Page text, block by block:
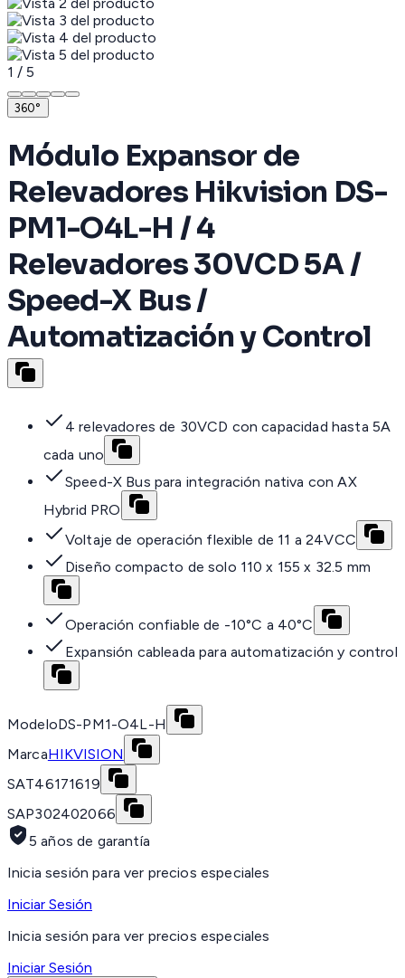
1 / 5
360°
Módulo Expansor de
Relevadores Hikvision DS-
PM1-O4L-H / 4
Relevadores 30VCD 5A /
Speed-X Bus /
Automatización y Control
4 relevadores de 30VCD con capacidad hasta 5A
cada uno
Speed-X Bus para integración nativa con AX
Hybrid PRO
Voltaje de operación flexible de 11 a 24VCC
Diseño compacto de solo 110 x 155 x 32.5 mm
Operación confiable de -10°C a 40°C
Expansión cableada para automatización y control
ModeloDS-PM1-O4L-H
MarcaHIKVISION
SAT46171619
SAP302402066
5 años de garantía
Inicia sesión para ver precios especiales
Iniciar Sesión
Inicia sesión para ver precios especiales
Iniciar Sesión